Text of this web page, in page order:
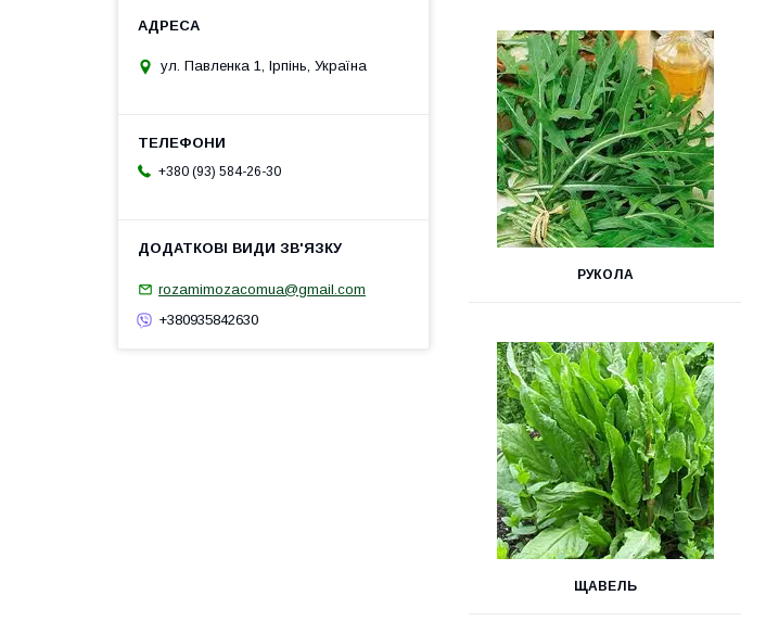
РУКОЛА
ЩАВЕЛЬ
ул. Павленка 1, Ірпінь, Україна
+380 (93) 584-26-30
rozamimozacomua@gmail.com
+380935842630